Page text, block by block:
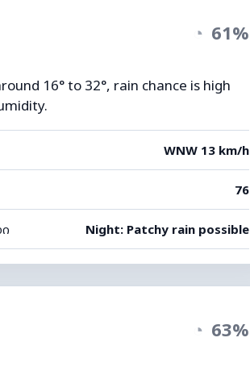
◔ 61%
16° to 32°, rain chance is high
WNW 13 km/h
76
Night: Patchy rain possible
◔ 63%